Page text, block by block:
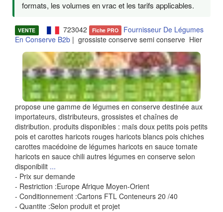
formats, les volumes en vrac et les tarifs applicables.
VENTE 723042 Fiche PRO
Fournisseur De Légumes
En Conserve B2b | grossiste conserve semi conserve Hier
propose une gamme de légumes en conserve destinée aux
importateurs, distributeurs, grossistes et chaînes de
distribution. produits disponibles : maïs doux petits pois petits
pois et carottes haricots rouges haricots blancs pois chiches
carottes macédoine de légumes haricots en sauce tomate
haricots en sauce chili autres légumes en conserve selon
disponibilit ...
- Prix sur demande
- Restriction :Europe Afrique Moyen-Orient
- Conditionnement :Cartons FTL Conteneurs 20 /40
- Quantite :Selon produit et projet